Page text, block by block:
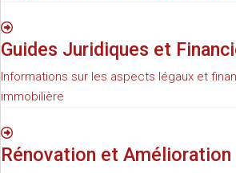
Guides Juridiques et
Informations sur les aspects légaux et
immobilière
Rénovation et